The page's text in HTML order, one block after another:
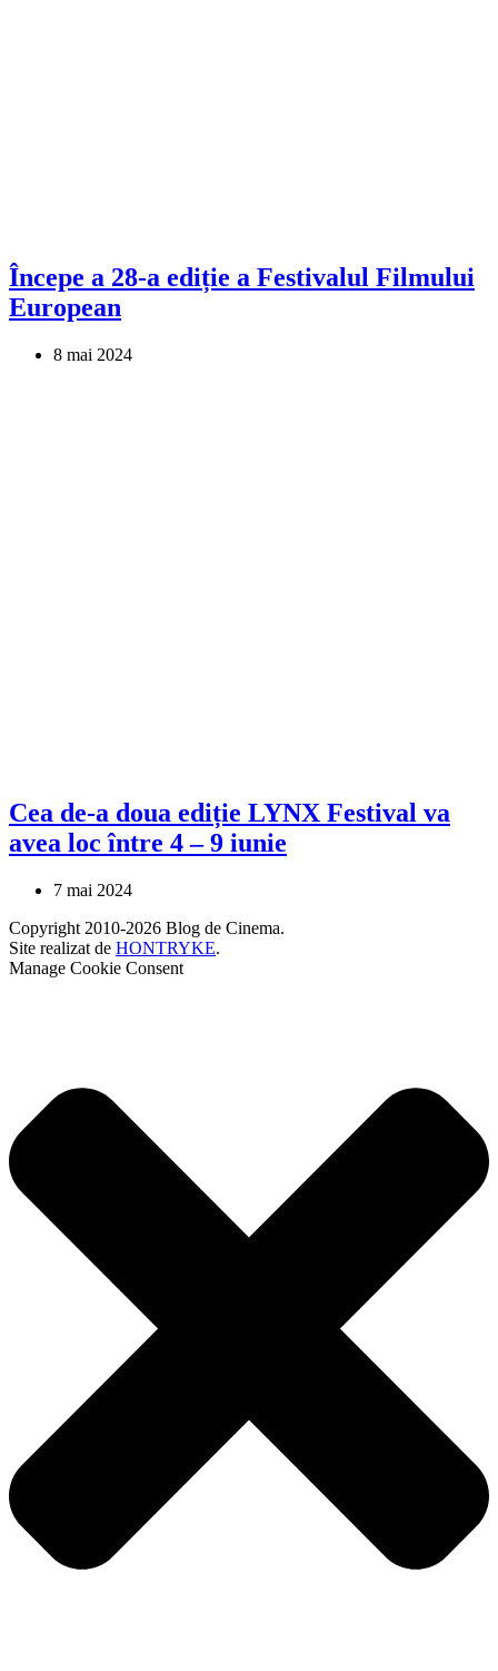
Începe a 28-a ediție a Festivalul Filmului
European
8 mai 2024
Cea de-a doua ediție LYNX Festival va
avea loc între 4 – 9 iunie
7 mai 2024
Copyright 2010-2026 Blog de Cinema.
Site realizat de HONTRYKE.
Manage Cookie Consent